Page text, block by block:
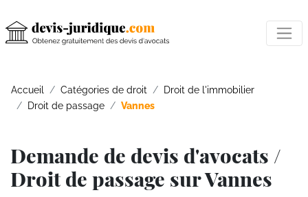
Accueil Catégories de droit
Droit de l'immobilier
Droit de passage
Vannes
Demande de devis d'avocats /
Droit de passage sur Vannes